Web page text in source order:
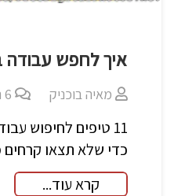
איך לחפש עבודה
מאיה בוכניק 6
11 טיפים לחיפוש
כדי שלא תצאו קרחים
קרא עוד...